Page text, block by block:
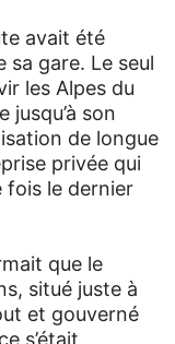
avait été
sa gare. Le seul
les Alpes du
jusqu’à son
de longue
privée qui
fois le dernier
que le
situé juste à
et gouverné
s’était